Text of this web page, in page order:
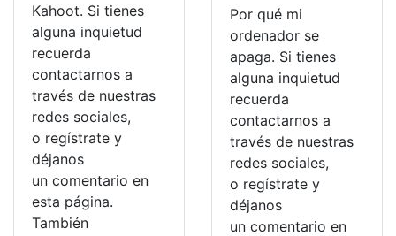
Kahoot. Si tienes
alguna inquietud
recuerda
contactarnos a
través de nuestras
redes sociales,
o regístrate y
déjanos
un comentario en
esta página.
También
Por qué mi
ordenador se
apaga. Si tienes
alguna inquietud
recuerda
contactarnos a
través de nuestras
redes sociales,
o regístrate y
déjanos
un comentario en